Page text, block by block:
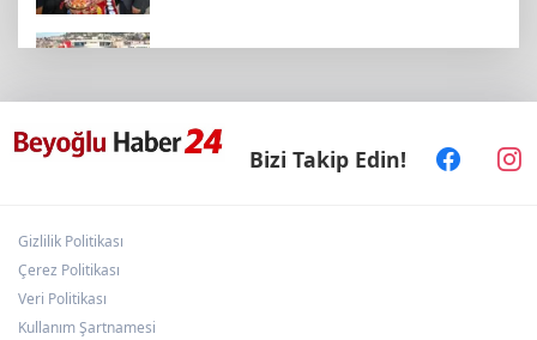
İMES OSB geleceğin sanayisini inşa ediyor!
Sanayinin geleceği İMES OSB'de konuşuldu
Bizi Takip Edin!
Gizlilik Politikası
Çerez Politikası
Veri Politikası
Kullanım Şartnamesi